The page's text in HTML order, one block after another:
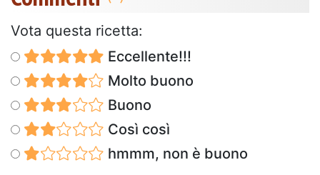
Vota questa ricetta:
Eccellente!!!
Molto buono
Buono
Così così
hmmm, non è buono